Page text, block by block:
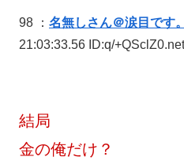
98 ： 名無しさん＠涙目です。
21:03:33.56 ID:q/+QSclZ0.net
結局
金の俺だけ？